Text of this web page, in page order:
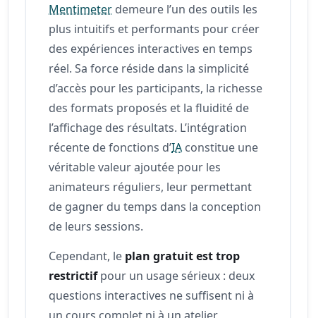
Mentimeter demeure l’un des outils les
plus intuitifs et performants pour créer
des expériences interactives en temps
réel. Sa force réside dans la simplicité
d’accès pour les participants, la richesse
des formats proposés et la fluidité de
l’affichage des résultats. L’intégration
récente de fonctions d’IA constitue une
véritable valeur ajoutée pour les
animateurs réguliers, leur permettant
de gagner du temps dans la conception
de leurs sessions.
Cependant, le plan gratuit est trop
restrictifpour un usage sérieux : deux
questions interactives ne suffisent ni à